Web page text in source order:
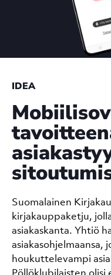
IDEA
Suomalainen
kirjakauppaketju,
asiakaskanta. Yhtiö
asiakasohjelmaansa,
houkuttelevampi